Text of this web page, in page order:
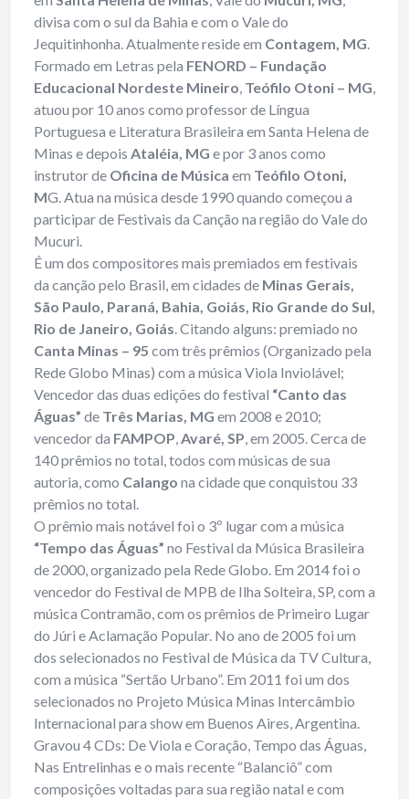
divisa com o sul da Bahia e com o Vale do
Jequitinhonha. Atualmente reside em Contagem, MG.
Formado em Letras pela FENORD – Fundação
Educacional Nordeste Mineiro, Teófilo Otoni – MG,
atuou por 10 anos como professor de Língua
Portuguesa e Literatura Brasileira em Santa Helena de
Minas e depois Ataléia, MG e por 3 anos como
instrutor de Oficina de Música em Teófilo Otoni,
MG. Atua na música desde 1990 quando começou a
participar de Festivais da Canção na região do Vale do
Mucuri.
É um dos compositores mais premiados em festivais
da canção pelo Brasil, em cidades de Minas Gerais,
São Paulo, Paraná, Bahia, Goiás, Rio Grande do Sul,
Rio de Janeiro, Goiás. Citando alguns: premiado no
Canta Minas – 95 com três prêmios (Organizado pela
Rede Globo Minas) com a música Viola Inviolável;
Vencedor das duas edições do festival “Canto das
Águas” de Três Marias, MG em 2008 e 2010;
vencedor da FAMPOP,Avaré, SP, em 2005. Cerca de
140 prêmios no total, todos com músicas de sua
autoria, como Calango na cidade que conquistou 33
prêmios no total.
O prêmio mais notável foi o 3º lugar com a música
“Tempo das Águas” no Festival da Música Brasileira
de 2000, organizado pela Rede Globo. Em 2014 foi o
vencedor do Festival de MPB de Ilha Solteira, SP, com a
música Contramão, com os prêmios de Primeiro Lugar
do Júri e Aclamação Popular. No ano de 2005 foi um
dos selecionados no Festival de Música da TV Cultura,
com a música “Sertão Urbano”. Em 2011 foi um dos
selecionados no Projeto Música Minas Intercâmbio
Internacional para show em Buenos Aires, Argentina.
Gravou 4 CDs: De Viola e Coração, Tempo das Águas,
Nas Entrelinhas e o mais recente “Balanciô” com
composições voltadas para sua região natal e com